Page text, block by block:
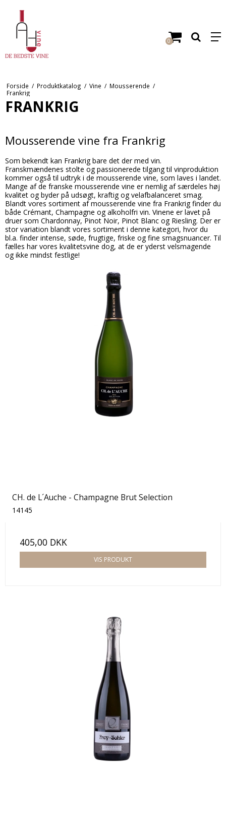
0
Forside / Produktkatalog / Vine / Mousserende /
Frankrig
FRANKRIG
Mousserende vine fra Frankrig
Som bekendt kan Frankrig bare det der med vin.
Franskmændenes stolte og passionerede tilgang til vinproduktion
kommer også til udtryk i de mousserende vine, som laves i landet.
Mange af de franske mousserende vine er nemlig af særdeles høj
kvalitet og byder på udsøgt, kraftig og velafbalanceret smag.
Blandt vores sortiment af mousserende vine fra Frankrig finder du
både Crémant, Champagne og alkoholfri vin. Vinene er lavet på
druer som Chardonnay, Pinot Noir, Pinot Blanc og Riesling. Der er
stor variation blandt vores sortiment i denne kategori, hvor du
bl.a. finder intense, søde, frugtige, friske og fine smagsnuancer. Til
fælles har vores kvalitetsvine dog, at de er yderst velsmagende
og ikke mindst festlige!
CH. de L´Auche - Champagne Brut Selection
14145
405,00 DKK
VIS PRODUKT